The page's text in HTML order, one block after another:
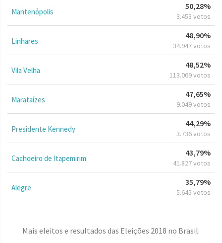
Mantenópolis
50,28%
3.453 votos
Linhares
48,90%
34.947 votos
Vila Velha
48,52%
113.069 votos
Marataízes
47,65%
9.049 votos
Presidente Kennedy
44,29%
3.736 votos
Cachoeiro de Itapemirim
43,79%
41.827 votos
Alegre
35,79%
5.645 votos
Mais eleitos e resultados das Eleições 2018 no Brasil: